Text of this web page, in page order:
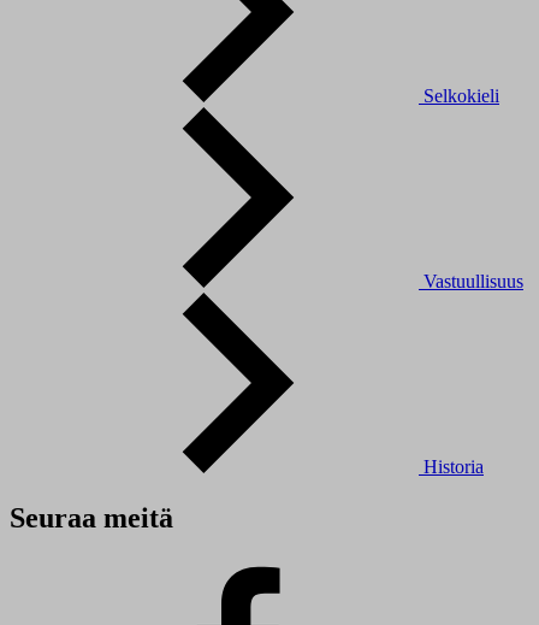
Selkokieli
Vastuullisuus
Historia
Seuraa meitä